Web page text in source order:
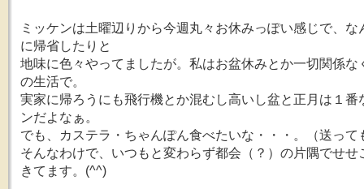
ミッケンは土曜辺りから今週丸々お休みっぽい感じで、な
に帰省したりと
地味に色々やってましたが。私はお盆休みとか一切関係な
の生活で。
実家に帰ろうにも飛行機とか混むし高いし盆と正月は１番
ンだよなぁ。
でも、カステラ・ちゃんぽん食べたいな・・・。（送って
そんなわけで、いつもと変わらず都会（？）の片隅でせせ
きてます。(^^)